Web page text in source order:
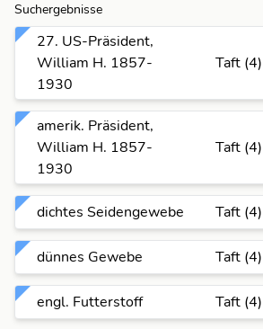
Suchergebnisse
27. US-Präsident,
William H. 1857-
1930
Taft (4)
amerik. Präsident,
William H. 1857-
1930
Taft (4)
dichtes Seidengewebe Taft (4)
dünnes Gewebe Taft (4)
engl. Futterstoff Taft (4)